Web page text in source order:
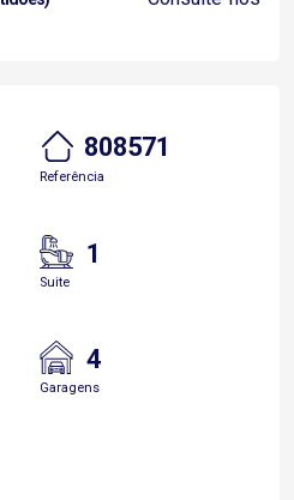
808571
Referência
1
Suite
4
Garagens